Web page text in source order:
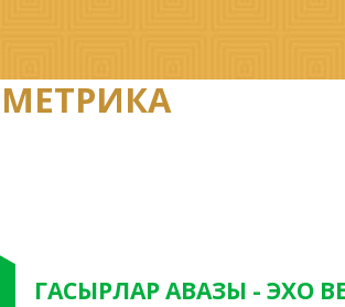
ГАСЫРЛАР АВАЗЫ - ЭХО